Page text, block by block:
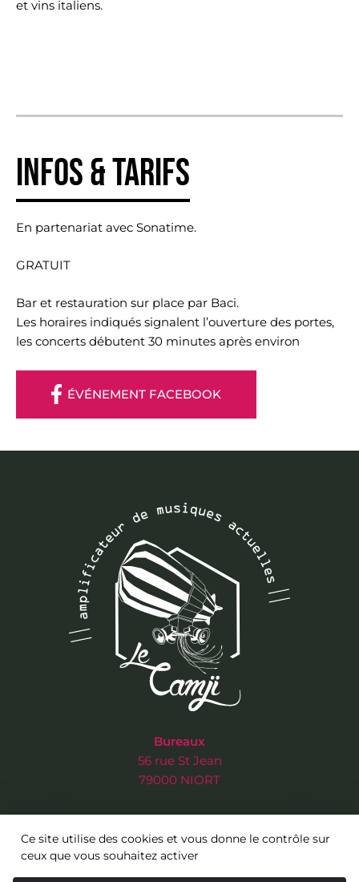
et vins italiens.
Infos & tarifs
En partenariat avec Sonatime.
GRATUIT
Bar et restauration sur place par Baci.
Les horaires indiqués signalent l’ouverture des portes,
les concerts débutent 30 minutes après environ
ÉVÉNEMENT FACEBOOK
Bureaux
56 rue St Jean
79000 NIORT
3 rue de l’Ancien Musée
79000 NIORT
Ce site utilise des cookies et vous donne le contrôle sur
ceux que vous souhaitez activer